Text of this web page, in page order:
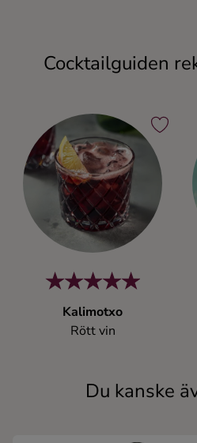
Cocktailguiden
Kalimotxo
Rött vin
Du kanske